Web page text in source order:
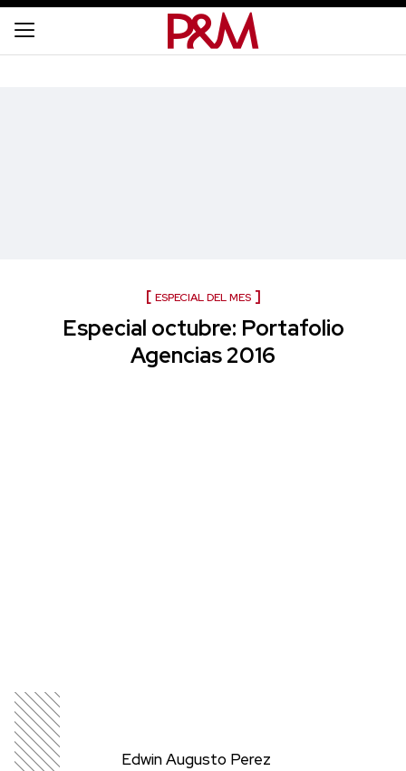
ESPECIAL DEL MES
Especial octubre: Portafolio
Agencias 2016
Edwin Augusto Perez